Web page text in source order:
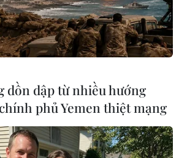
dồn dập từ nhiều hướng
phủ Yemen thiệt mạng